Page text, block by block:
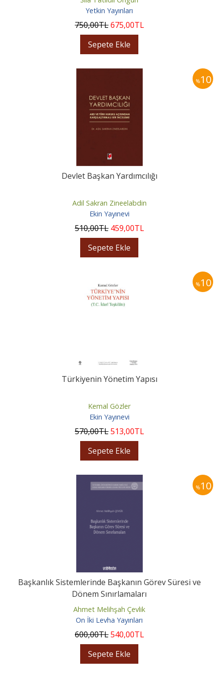
Yetkin Yayınları
750,00TL675,00TL
Sepete Ekle
%10
Devlet Başkan Yardımcılığı
Adil Sakran Zineelabdin
Ekin Yayınevi
510,00TL 459,00TL
Sepete Ekle
%10
Türkiyenin Yönetim Yapısı
Kemal Gözler
Ekin Yayınevi
570,00TL513,00TL
Sepete Ekle
%10
Başkanlık Sistemlerinde Başkanın Görev Süresi ve
Dönem Sınırlamaları
Ahmet Melihşah Çevlik
On İki Levha Yayınları
600,00TL540,00TL
Sepete Ekle